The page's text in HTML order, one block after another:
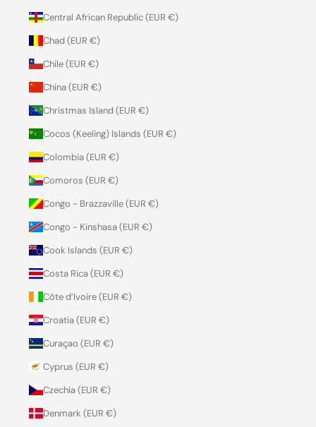
Central African Republic (EUR €)
Chad (EUR €)
Chile (EUR €)
China (EUR €)
Christmas Island (EUR €)
Cocos (Keeling) Islands (EUR €)
Colombia (EUR €)
Comoros (EUR €)
Congo - Brazzaville (EUR €)
Congo - Kinshasa (EUR €)
Cook Islands (EUR €)
Costa Rica (EUR €)
Côte d’Ivoire (EUR €)
Croatia (EUR €)
Curaçao (EUR €)
Cyprus (EUR €)
Czechia (EUR €)
Denmark (EUR €)